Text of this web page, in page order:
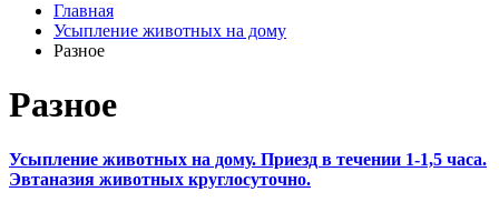
Главная
Усыпление животных на дому
Разное
Разное
Усыпление животных на дому. Приезд в течении 1-1,5 часа.
Эвтаназия животных круглосуточно.